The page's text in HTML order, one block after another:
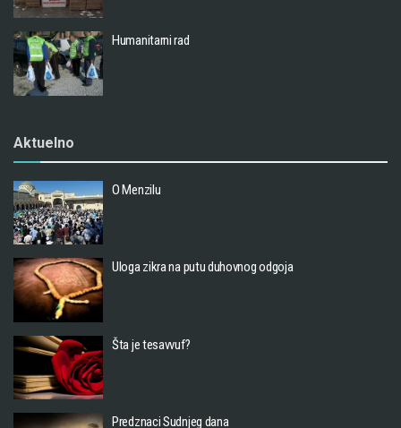
Humanitarni rad
Aktuelno
O Menzilu
Uloga zikra na putu duhovnog odgoja
Šta je tesavvuf?
Predznaci Sudnjeg dana